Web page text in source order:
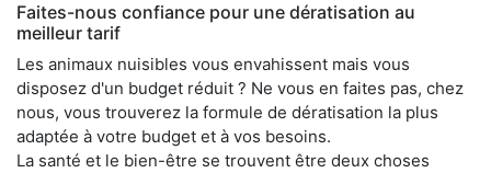
Faites-nous confiance pour une dératisation au
meilleur tarif
Les animaux nuisibles vous envahissent mais vous
disposez d'un budget réduit ? Ne vous en faites pas, chez
nous, vous trouverez la formule de dératisation la plus
adaptée à votre budget et à vos besoins.
La santé et le bien-être se trouvent être deux choses